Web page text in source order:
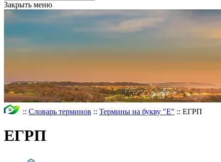
Закрыть меню
:: Словарь терминов :: Термины на букву "Е" :: ЕГРП
ЕГРП